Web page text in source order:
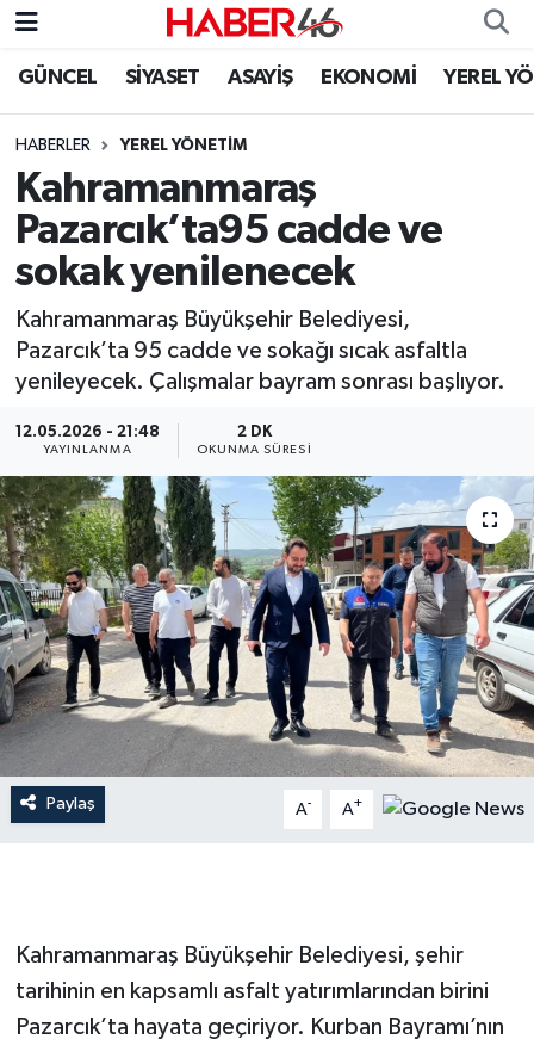
GÜNCEL SİYASET ASAYİŞ EKONOMİ YEREL
HABERLER YEREL YÖNETİM
Kahramanmaraş
Pazarcık’ta95 cadde ve
sokak yenilenecek
Kahramanmaraş Büyükşehir Belediyesi,
Pazarcık’ta 95 cadde ve sokağı sıcak asfaltla
yenileyecek. Çalışmalar bayram sonrası başlıyor.
12.05.2026 - 21:48
YAYINLANMA
2 DK
OKUNMA SÜRESI
Paylaş A- A+
Kahramanmaraş Büyükşehir Belediyesi, şehir
tarihinin en kapsamlı asfalt yatırımlarından birini
Pazarcık’ta hayata geçiriyor. Kurban Bayramı’nın
GÜNCEL
SİYASET
EKONOMİ
SPOR
YAŞAM
TEKNOLOJİ
SAĞLIK
EĞİTİM
İLÇE HABERLERİ
KÜLTÜR-SANAT
KSÜ
DÜNYA
ROPORTAJ
YEREL YÖNETİM
Nöbetçi Eczaneler
Hava Durumu
Kahramanmaraş Namaz Vakitleri
Trafik Durumu
Süper Lig Puan Durumu ve Fikstür
Tüm Manşetler
Son Dakika Haberleri
Haber Arşivi